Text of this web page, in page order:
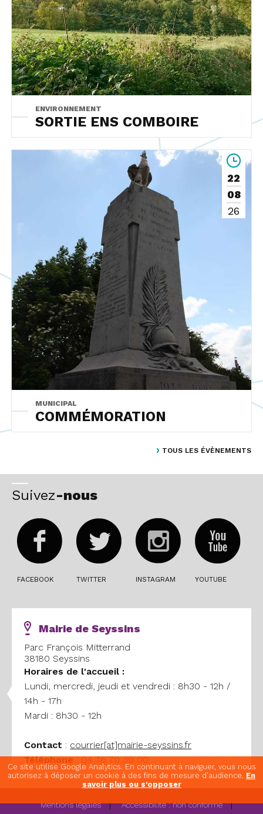
Ce site utilise Google Analytics. En continuant à naviguer, vous nous
autorisez à déposer un cookie à des fins de mesure d'audience. En
savoir plus ou s'opposer
ENVIRONNEMENT
SORTIE ENS COMBOIRE
22
08
26
MUNICIPAL
COMMÉMORATION
TOUS LES ÉVÈNEMENTS
Suivez-nous
FACEBOOK TWITTER INSTAGRAM YOUTUBE
Mairie de Seyssins
Parc François Mitterrand
38180 Seyssins
Horaires de l'accueil :
Lundi, mercredi, jeudi et vendredi : 8h30 - 12h /
14h - 17h
Mardi : 8h30 - 12h
Contact : courrier[at]mairie-seyssins.fr
Téléphone: 04 76 70 39 00
Mentions légales Accessibilité : non conforme